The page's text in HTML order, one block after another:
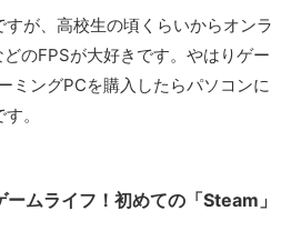
が、高校生の頃くらいからオンラ
のFPSが大好きです。やはりゲー
ミングPCを購入したらパソコンに
。
ムライフ！初めての「Steam」